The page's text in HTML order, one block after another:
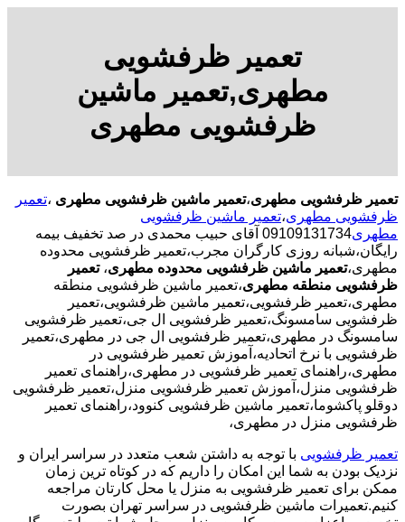
تعمیر ظرفشویی
مطهری,تعمیر ماشین
ظرفشویی مطهری
تعمیر ظرفشویی مطهری،تعمیر ماشین ظرفشویی مطهری ،تعمیر
ظرفشویی مطهری،تعمیر ماشین ظرفشویی
مطهری
09109131734 آقای حبیب محمدی در صد تخفیف بیمه
رایگان،شبانه روزی کارگران مجرب،تعمیر ظرفشویی محدوده
مطهری،تعمیر ماشین ظرفشویی محدوده مطهری، تعمیر
ظرفشویی منطقه مطهری،تعمیر ماشین ظرفشویی منطقه
مطهری،تعمیر ظرفشویی،تعمیر ماشین ظرفشویی،تعمیر
ظرفشویی سامسونگ،تعمیر ظرفشویی ال جی،تعمیر ظرفشویی
سامسونگ در مطهری،تعمیر ظرفشویی ال جی در مطهری،تعمیر
ظرفشویی با نرخ اتحادیه،آموزش تعمیر ظرفشویی در
مطهری،راهنمای تعمیر ظرفشویی در مطهری،راهنمای تعمیر
ظرفشویی منزل،آموزش تعمیر ظرفشویی منزل،تعمیر ظرفشویی
دوقلو پاکشوما،تعمیر ماشین ظرفشویی کنوود،راهنمای تعمیر
ظرفشویی منزل در مطهری،
تعمیر ظرفشویی با توجه به داشتن شعب متعدد در سراسر ایران و
نزدیک بودن به شما این امکان را داریم که در کوتاه ترین زمان
ممکن برای تعمیر ظرفشویی به منزل یا محل کارتان مراجعه
کنیم.تعمیرات ماشین ظرفشویی در سراسر تهران بصورت